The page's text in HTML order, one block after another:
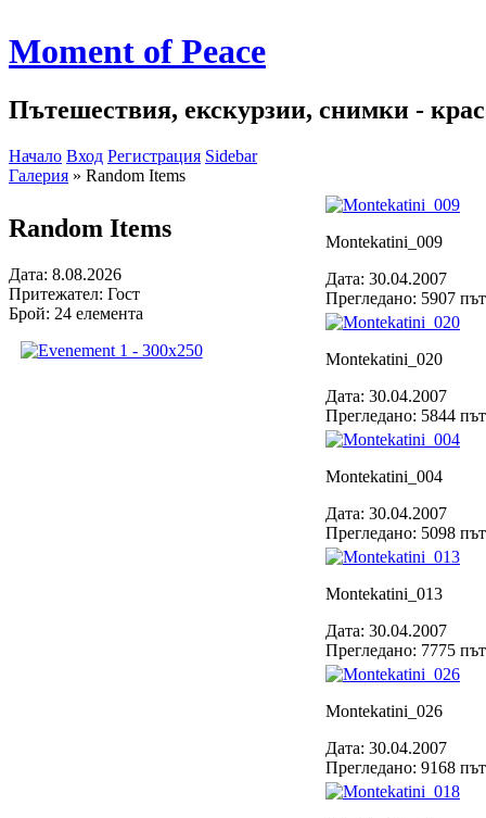
Moment of Peace
Пътешествия, екскурзии, снимки -
Начало Вход Регистрация Sidebar
Галерия » Random Items
Random Items
Дата: 8.08.2026
Притежател: Гост
Брой: 24 елемента
Montekatini_009
Дата: 30.04.2007
Прегледано: 5907
Montekatini_020
Дата: 30.04.2007
Прегледано: 5844
Montekatini_004
Дата: 30.04.2007
Прегледано: 5098
Montekatini_013
Дата: 30.04.2007
Прегледано: 7775
Montekatini_026
Дата: 30.04.2007
Прегледано: 9168